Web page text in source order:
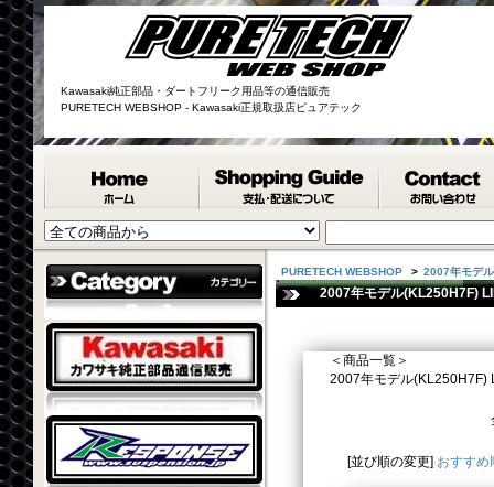
Kawasaki純正部品・ダートフリーク用品等の通信販売
PURETECH WEBSHOP - Kawasaki正規取扱店ピュアテック
PURETECH WEBSHOP > 2007年モデ
2007年モデル(KL250H7F)
＜商品一覧＞
2007年モデル(KL250H7F)
[並び順の変更] おすすめ